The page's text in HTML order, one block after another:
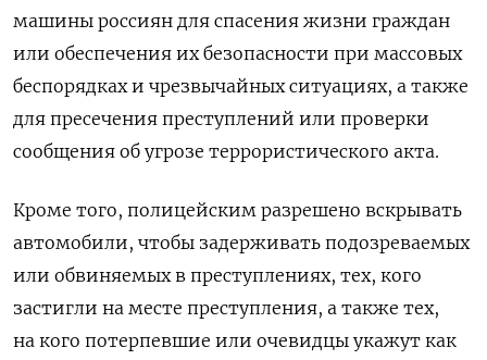
машины россиян для спасения жизни граждан
или обеспечения их безопасности при массовых
беспорядках и чрезвычайных ситуациях, а также
для пресечения преступлений или проверки
сообщения об угрозе террористического акта.
Кроме того, полицейским разрешено вскрывать
автомобили, чтобы задерживать подозреваемых
или обвиняемых в преступлениях, тех, кого
застигли на месте преступления, а также тех,
на кого потерпевшие или очевидцы укажут как